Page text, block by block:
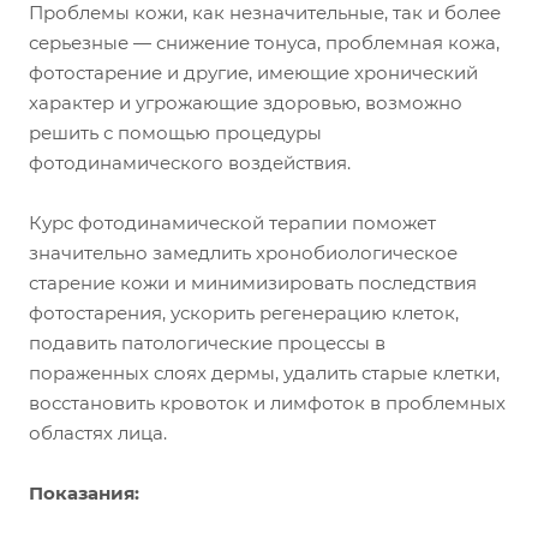
Проблемы кожи, как незначительные, так и более
серьезные — снижение тонуса, проблемная кожа,
фотостарение и другие, имеющие хронический
характер и угрожающие здоровью, возможно
решить с помощью процедуры
фотодинамического воздействия.
Курс фотодинамической терапии поможет
значительно замедлить хронобиологическое
старение кожи и минимизировать последствия
фотостарения, ускорить регенерацию клеток,
подавить патологические процессы в
пораженных слоях дермы, удалить старые клетки,
восстановить кровоток и лимфоток в проблемных
областях лица.
Показания: